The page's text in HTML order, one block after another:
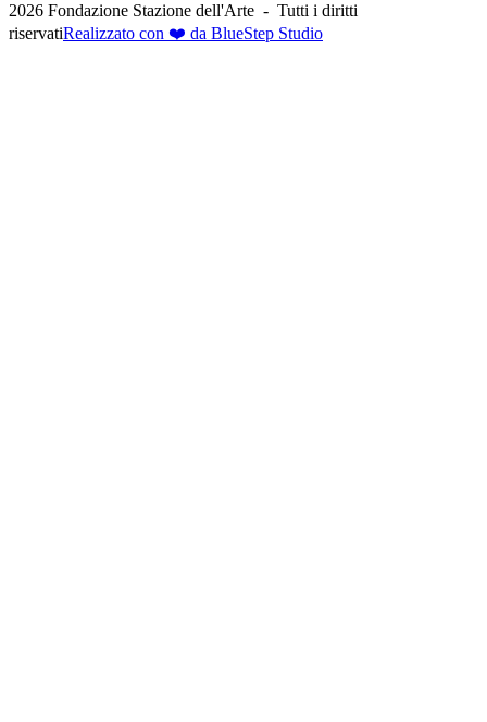
2026 Fondazione Stazione dell'Arte - Tutti i diritti
riservatiRealizzato con ❤️ da BlueStep Studio